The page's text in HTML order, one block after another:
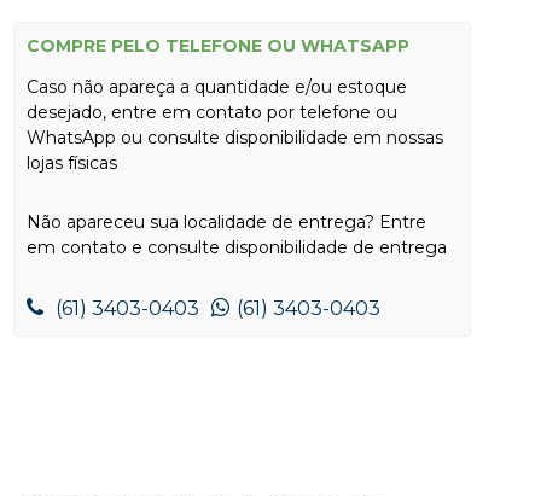
COMPRE PELO TELEFONE OU WHATSAPP
Caso não apareça a quantidade e/ou estoque
desejado, entre em contato por telefone ou
WhatsApp ou consulte disponibilidade em nossas
lojas físicas
Não apareceu sua localidade de entrega? Entre
em contato e consulte disponibilidade de entrega
(61) 3403-0403 (61) 3403-0403